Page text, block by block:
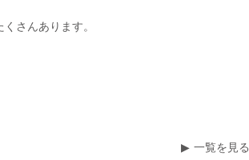
さんあります。
一覧を見る